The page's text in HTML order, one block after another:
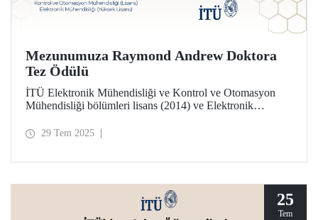
Mezunumuza Raymond Andrew Doktora
Tez Ödülü
İTÜ Elektronik Mühendisliği ve Kontrol ve Otomasyon
Mühendisliği bölümleri lisans (2014) ve Elektronik
Nergiz Şahin Solmaz, Raymond Andrew Doktora Tezi
29 Tem 2025
25
Tem